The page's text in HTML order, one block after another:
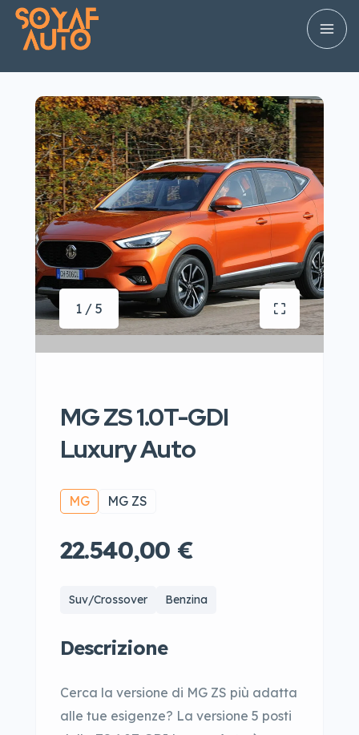
1 / 5
MG ZS 1.0T-GDI
Luxury Auto
MG MG ZS
22.540,00 €
Suv/Crossover Benzina
Descrizione
Cerca la versione di MG ZS più adatta
alle tue esigenze? La versione 5 posti